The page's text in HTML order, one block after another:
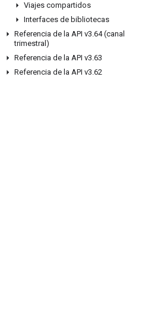
Viajes compartidos
Interfaces de bibliotecas
Referencia de la API v3.64 (canal
trimestral)
Referencia de la API v3.63
Referencia de la API v3.62